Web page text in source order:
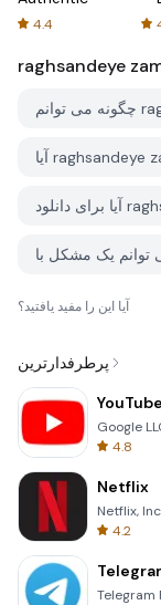
4.4
raghsandeye
آیا این را مفید یافتید؟
پرطرفدارترین
YouTube
Google
4.8
Netflix
Netflix,
4.2
Telegram